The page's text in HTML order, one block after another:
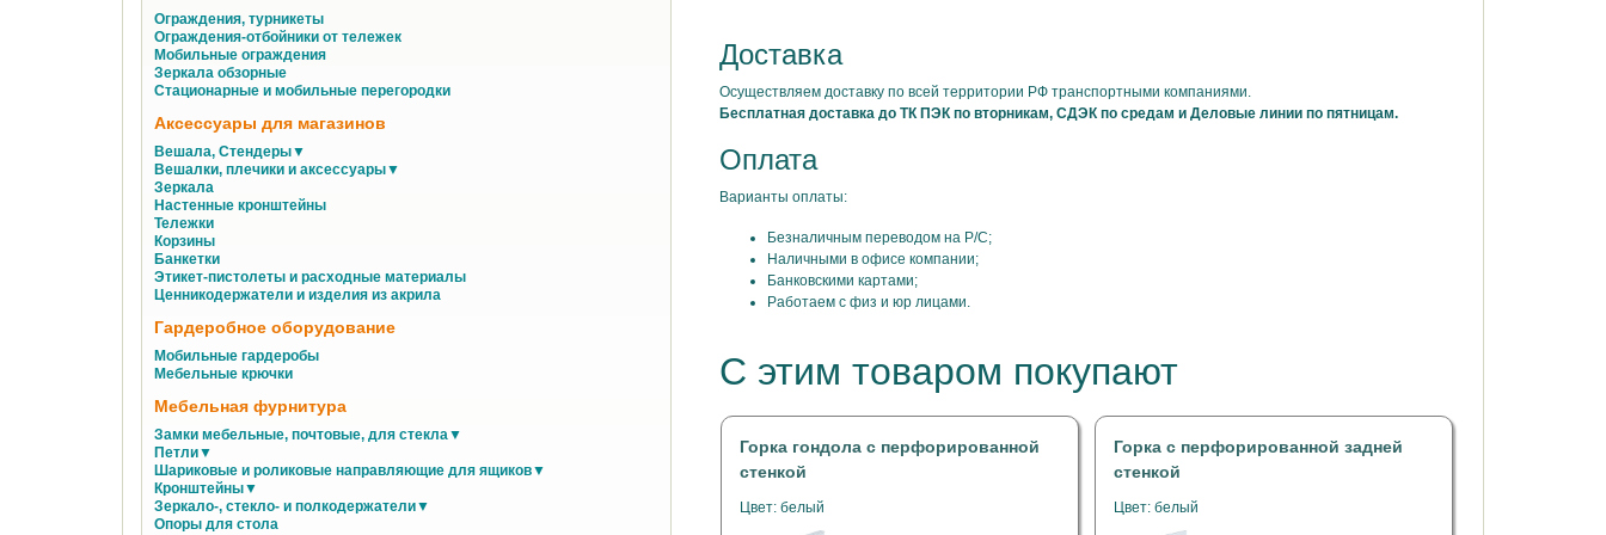
Ограждения, турникеты
Ограждения-отбойники от тележек
Мобильные ограждения
Зеркала обзорные
Стационарные и мобильные перегородки
Аксессуары для магазинов
Вешала, Стендеры▼
Вешалки, плечики и аксессуары▼
Зеркала
Настенные кронштейны
Тележки
Корзины
Банкетки
Этикет-пистолеты и расходные материалы
Ценникодержатели и изделия из акрила
Гардеробное оборудование
Мобильные гардеробы
Мебельные крючки
Мебельная фурнитура
Замки мебельные, почтовые, для стекла▼
Петли▼
Шариковые и роликовые направляющие для ящиков▼
Кронштейны▼
Зеркало-, стекло- и полкодержатели▼
Опоры для стола
Доставка
Осуществляем доставку по всей территории РФ транспортными компаниями.
Бесплатная доставка до ТК ПЭК по вторникам, СДЭК по средам и Деловые линии по пятницам.
Оплата
Варианты оплаты:
Безналичным переводом на Р/С;
Наличными в офисе компании;
Банковскими картами;
Работаем с физ и юр лицами.
С этим товаром покупают
Горка гондола с перфорированной
стенкой
Цвет: белый
Горка с перфорированной задней
стенкой
Цвет: белый